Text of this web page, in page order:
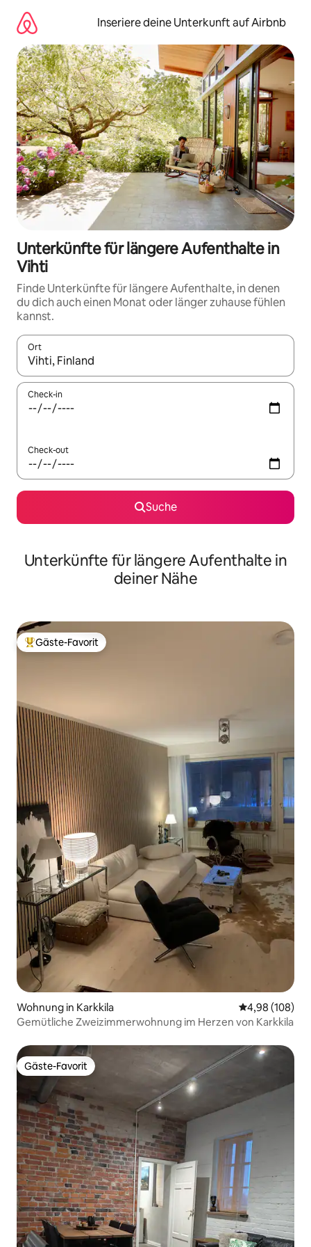
Inhalten
springen
Inseriere deine Unterkunft auf Airbnb
Unterkünfte für längere Aufenthalte in
Vihti
Finde Unterkünfte für längere Aufenthalte, in denen
du dich auch einen Monat oder länger zuhause fühlen
kannst.
Ort
Wenn Ergebnisse verfügbar sind, navigiere mit den
Check-in
Check-out
Suche
Unterkünfte für längere Aufenthalte in
deiner Nähe
Beliebter Gäste-Favorit.
Gäste-Favorit
Wohnung in Karkkila
4,98 (108)
Gemütliche Zweizimmerwohnung im Herzen von Karkkila
Gäste-Favorit
Gäste-Favorit